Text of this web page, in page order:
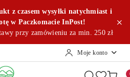
z czasem wysyłki natychmiast i
w Paczkomacie InPost!
przy zamówieniu za min. 250 zł
Moje konto